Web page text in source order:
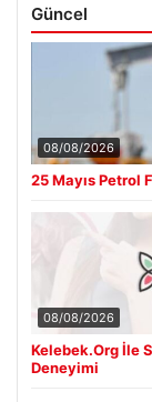
Güncel
08/08/2026
25 Mayıs Petrol
08/08/2026
Kelebek.Org İle
Deneyimi